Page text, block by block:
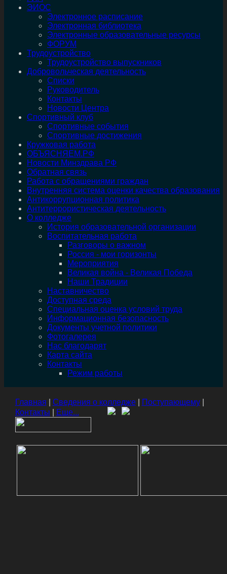
ЭИОС
Электронное расписание
Электронная библиотека
Электронные образовательные ресурсы
ФОРУМ
Трудоустройство
Трудоустройство выпускников
Добровольческая деятельность
Списки
Руководитель
Контакты
Новости Центра
Спортивный клуб
Спортивные события
Спортивные достижения
Кружковая работа
ОБЪЯСНЯЕМ.РФ
Новости Минздрава РФ
Обратная связь
Работа с обращениями граждан
Внутренняя система оценки качества образования
Антикоррупционная политика
Антитеррористическая деятельность
О колледже
История образовательной организации
Воспитательная работа
Разговоры о важном
Россия - мои горизонты
Мероприятия
Великая война - Великая Победа
Наши Традиции
Наставничество
Доступная среда
Специальная оценка условий труда
Информационная безопасность
Документы учетной политики
Фотогалерея
Нас благодарят
Карта сайта
Контакты
Режим работы
Главная Сведения о колледже| Поступающему|
Контакты
Еще...